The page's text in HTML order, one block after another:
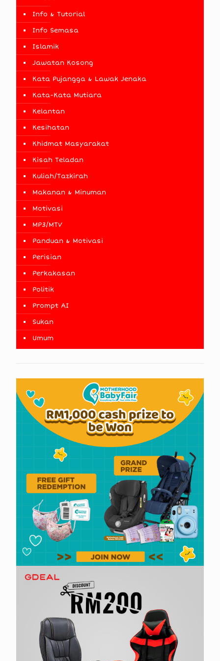
Info & Tutorial
Info Semasa
Islamik
Jawatan Kosong
Kata Pujangga & Lawak Jenaka
Kata-Kata Mutiara
Kelantan
Kesihatan
Khidmat Masyarakat
Kisah Teladan
Kuliah/Tazkirah
Makanan & Minuman
Motivasi
MP3/MTV
Panduan & Motivasi
Perisian
Perkakasan
Politik
Prompt AI
Sukan
Umum